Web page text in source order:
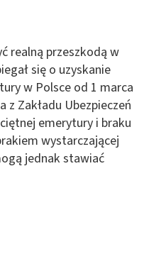
realną przeszkodą w
się o uzyskanie
w Polsce od 1 marca
Zakładu Ubezpieczeń
emerytury i braku
wystarczającej
jednak stawiać